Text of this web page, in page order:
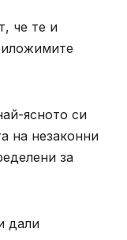
че те и
ясното си
на незаконни
за
дали